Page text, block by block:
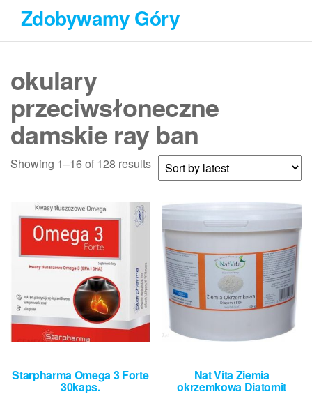
Przejdź
treści
Zdobywamy Góry
okulary
przeciwsłoneczne
damskie ray ban
Showing 1–16 of 128 results
Starpharma Omega 3 Forte
30kaps.
Nat Vita Ziemia
okrzemkowa Diatomit